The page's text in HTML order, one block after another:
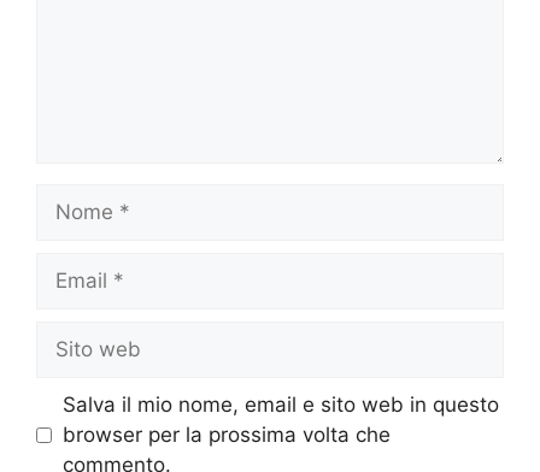
web
Salva il mio nome, email e sito web in questo
browser per la prossima volta che
commento.